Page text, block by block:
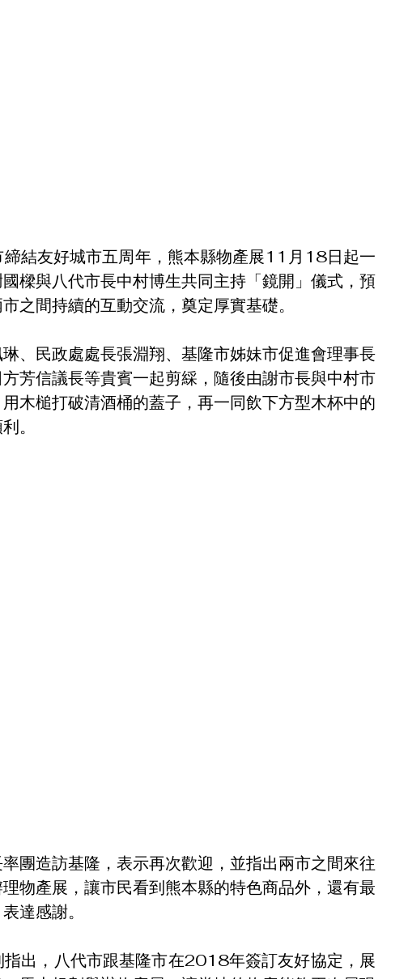
結友好城市五周年，熊本縣物產展11月18日起一
樑與八代市長中村博生共同主持「鏡開」儀式，預
之間持續的互動交流，奠定厚實基礎。
、民政處處長張淵翔、基隆市姊妹市促進會理事長
芳信議長等貴賓一起剪綵，隨後由謝市長與中村市
木槌打破清酒桶的蓋子，再一同飲下方型木杯中的
。
團造訪基隆，表示再次歡迎，並指出兩市之間來往
物產展，讓市民看到熊本縣的特色商品外，還有最
達感謝。
出，八代市跟基隆市在2018年簽訂友好協定，展